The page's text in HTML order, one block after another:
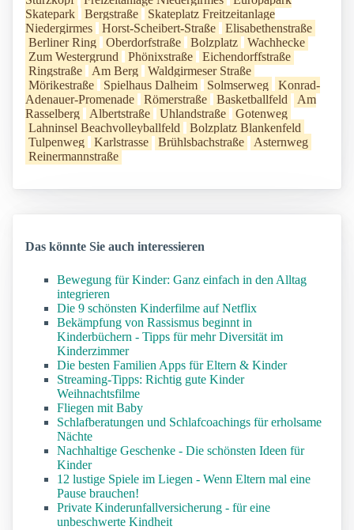
Skatepark
Bergstraße
Skateplatz Freitzeitanlage
Niedergirmes
Horst-Scheibert-Straße
Elisabethenstraße
Berliner Ring
Oberdorfstraße Bolzplatz
Wachhecke
Zum Westergrund
Phönixstraße
Eichendorffstraße
Ringstraße
Am Berg
Waldgirmeser Straße
Mörikestraße
Spielhaus Dalheim Solmserweg
Konrad-
Adenauer-Promenade
Römerstraße Basketballfeld
Am
Rasselberg
Albertstraße Uhlandstraße
Gotenweg
Lahninsel Beachvolleyballfeld
Bolzplatz Blankenfeld
Tulpenweg
Karlstrasse Brühlsbachstraße
Asternweg
Reinermannstraße
Das könnte Sie auch interessieren
Bewegung für Kinder: Ganz einfach in den Alltag
integrieren
Die 9 schönsten Kinderfilme auf Netflix
Bekämpfung von Rassismus beginnt in
Kinderbüchern - Tipps für mehr Diversität im
Kinderzimmer
Die besten Familien Apps für Eltern & Kinder
Streaming-Tipps: Richtig gute Kinder
Weihnachtsfilme
Fliegen mit Baby
Schlafberatungen und Schlafcoachings für erholsame
Nächte
Nachhaltige Geschenke - Die schönsten Ideen für
Kinder
12 lustige Spiele im Liegen - Wenn Eltern mal eine
Pause brauchen!
Private Kinderunfallversicherung - für eine
unbeschwerte Kindheit